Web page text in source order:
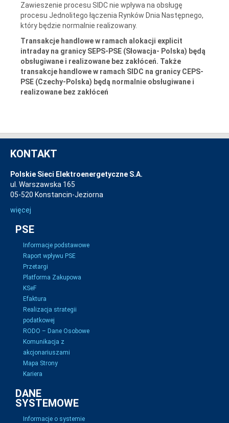
Zawieszenie procesu SIDC nie wpływa na obsługę
procesu Jednolitego łączenia Rynków Dnia Następnego,
który będzie normalnie realizowany.
Transakcje handlowe w ramach alokacji explicit
intraday na granicy SEPS-PSE (Słowacja- Polska) będą
obsługiwane i realizowane bez zakłóceń. Także
transakcje handlowe w ramach SIDC na granicy CEPS-
PSE (Czechy-Polska) będą normalnie obsługiwane i
realizowane bez zakłóceń
KONTAKT
Polskie Sieci Elektroenergetyczne S.A.
ul. Warszawska 165
05-520 Konstancin-Jeziorna
więcej
PSE
Informacje podstawowe
Raport wpływu PSE
Przetargi
Platforma Zakupowa
KSeF
Efaktura
Realizacja strategii
podatkowej
RODO – Dane Osobowe
Komunikacja z
akcjonariuszami
Mapa Strony
Kariera
DANE
SYSTEMOWE
Informacje o systemie